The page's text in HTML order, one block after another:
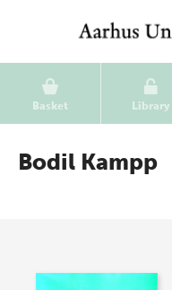
Basket Library
Bodil Kampp